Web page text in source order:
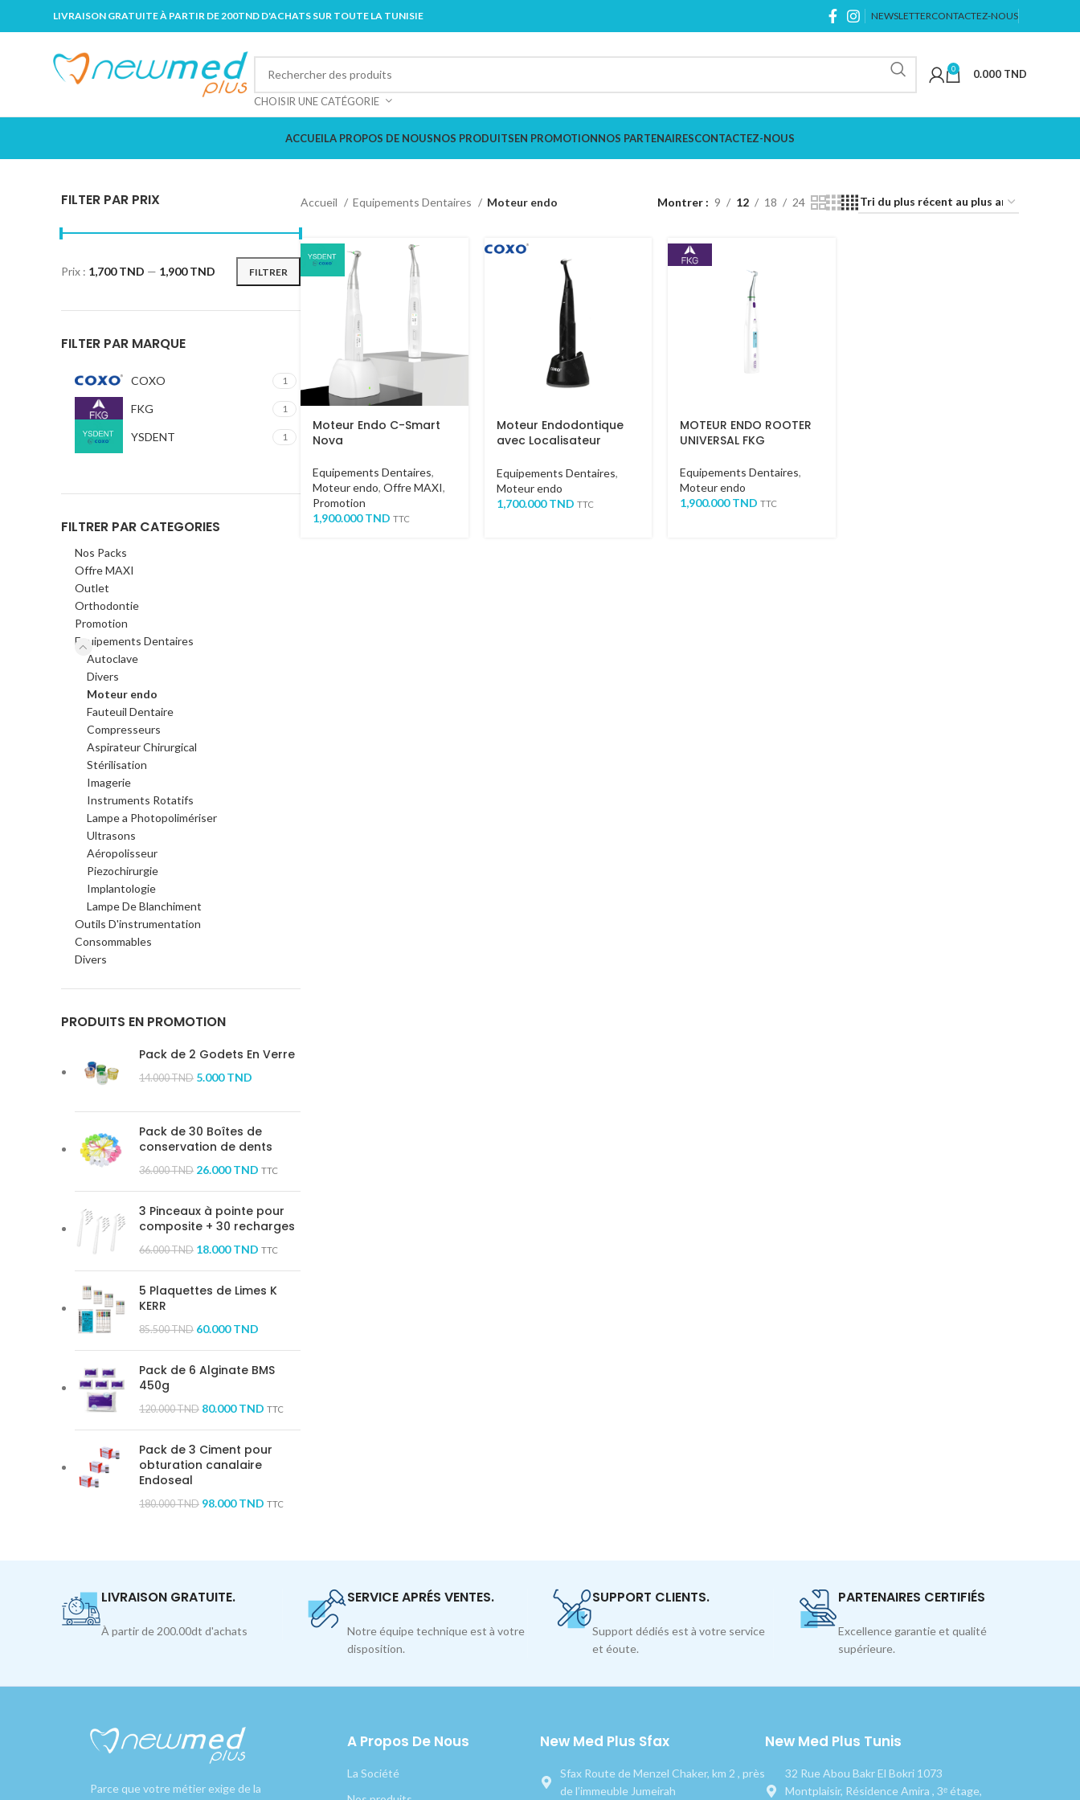
LIVRAISON GRATUITE À PARTIR DE 200TND D'ACHATS SUR TOUTE LA TUNISIE NEWSLETTERCONTACTEZ-NOUS
CHOISIR UNE CATÉGORIE
0 0.000 TND
ACCUEILA PROPOS DE NOUSNOS PRODUITSEN PROMOTIONNOS PARTENAIRESCONTACTEZ-NOUS
FILTER PAR PRIX
FILTRER
Prix : 1,700 TND — 1,900 TND
FILTER PAR MARQUE
COXO 1
FKG 1
YSDENT 1
FILTRER PAR CATEGORIES
Nos Packs
Offre MAXI
Outlet
Orthodontie
Promotion
Equipements Dentaires
Autoclave
Divers
Moteur endo
Fauteuil Dentaire
Compresseurs
Aspirateur Chirurgical
Stérilisation
Imagerie
Instruments Rotatifs
Lampe a Photopolimériser
Ultrasons
Aéropolisseur
Piezochirurgie
Implantologie
Lampe De Blanchiment
Outils D'instrumentation
Consommables
Divers
PRODUITS EN PROMOTION
Pack de 2 Godets En Verre
14.000TND 5.000TND
Pack de 30 Boîtes de
conservation de dents
36.000TND 26.000TND TTC
3 Pinceaux à pointe pour
composite + 30 recharges
66.000TND 18.000TND TTC
5 Plaquettes de Limes K
KERR
85.500TND 60.000TND
Pack de 6 Alginate BMS
450g
120.000TND 80.000TND TTC
Pack de 3 Ciment pour
obturation canalaire
Endoseal
180.000TND 98.000TND TTC
Accueil Equipements Dentaires Moteur endo Montrer 9 12 18 24
Moteur Endo C-Smart
Nova
Equipements Dentaires,
Moteur endo, Offre MAXI,
Promotion
1,900.000TND TTC
Moteur Endodontique
avec Localisateur
Equipements Dentaires,
Moteur endo
1,700.000TND TTC
MOTEUR ENDO ROOTER
UNIVERSAL FKG
Equipements Dentaires,
Moteur endo
1,900.000TND TTC
LIVRAISON GRATUITE.
À partir de 200.00dt d'achats
SERVICE APRÉS VENTES.
Notre équipe technique est à votre
disposition.
SUPPORT CLIENTS.
Support dédiés est à votre service
et éoute.
PARTENAIRES CERTIFIÉS
Excellence garantie et qualité
supérieure.
Parce que votre métier exige de la
A Propos De Nous
La Société
New Med Plus Sfax
Sfax Route de Menzel Chaker, km 2 , près
de l’immeuble Jumeirah
New Med Plus Tunis
32 Rue Abou Bakr El Bokri 1073
Montplaisir, Résidence Amira , 3ᵉ étage,